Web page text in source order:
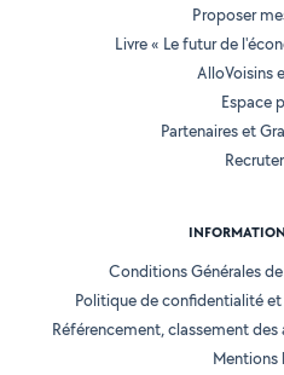
Proposer
Livre « Le futur de
AlloVoisins
Espace
Partenaires et
Conditions Générales
Politique de confidentialité
Référencement, classement
Mentions